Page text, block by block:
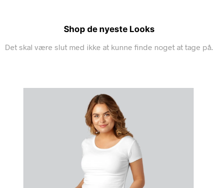
Shop de nyeste Looks
Det skal være slut med ikke at kunne finde noget at tage på.